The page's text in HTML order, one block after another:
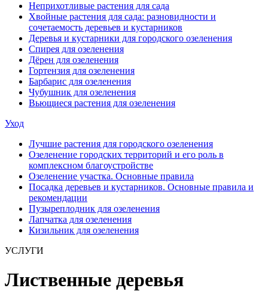
Неприхотливые растения для сада
Хвойные растения для сада: разновидности и
сочетаемость деревьев и кустарников
Деревья и кустарники для городского озеленения
Спирея для озеленения
Дёрен для озеленения
Гортензия для озеленения
Барбарис для озеленения
Чубушник для озеленения
Вьющиеся растения для озеленения
Уход
Лучшие растения для городского озеленения
Озеленение городских территорий и его роль в
комплексном благоустройстве
Озеленение участка. Основные правила
Посадка деревьев и кустарников. Основные правила и
рекомендации
Пузыреплодник для озеленения
Лапчатка для озеленения
Кизильник для озеленения
УСЛУГИ
Лиственные деревья